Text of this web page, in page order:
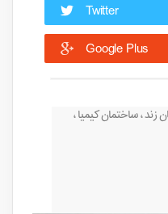
Twitter
Google Plus
زند ، ساختمان کیمیا ،